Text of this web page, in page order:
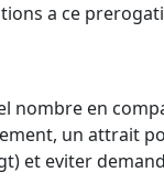
a ce
nombre en
un attrait
et eviter